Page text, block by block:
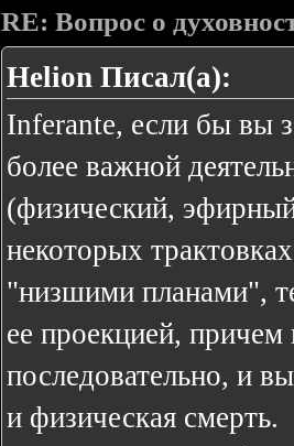
RE: Вопрос о
Helion Писал(а):
Inferante, если бы вы
более важной
(физический,
некоторых
"низшими планами",
ее проекцией,
последовательно, и
и физическая смерть.